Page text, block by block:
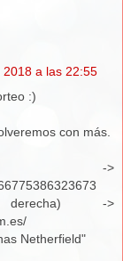
a las 22:55
:)
con más.
->
->
Netherfield"